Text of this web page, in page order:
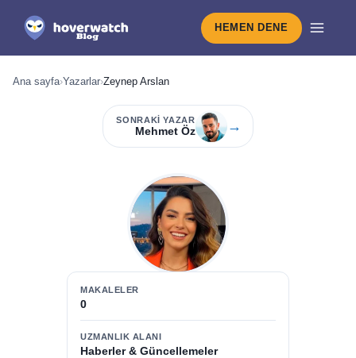
HEMEN DENE
Ana sayfa›Yazarlar›Zeynep Arslan
SONRAKI YAZAR
Mehmet Öz →
MAKALELER
0
UZMANLIK ALANI
Haberler & Güncellemeler